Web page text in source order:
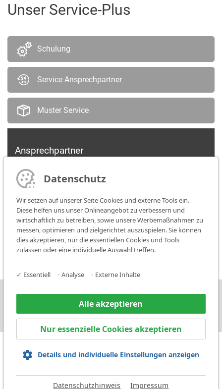
Unser Service-Plus
Schulung
Service Ansprechpartner
Muster Service
Ansprechpartner
PLZ:
Suchen
Karriere Presse
Impressum Datenschutz
Datenschutz
Wir setzen auf unserer Seite Cookies und externe Tools ein.
Diese helfen uns unser Onlineangebot zu verbessern und
wirtschaftlich zu betreiben, sowie unsere Werbemaßnahmen zu
messen, optimieren und zielgerichtet auszuspielen. Sie können
dies akzeptieren, nur die essentiellen Cookies und Tools
zulassen oder eine individuelle Auswahl treffen.
✓ Essentiell • Analyse • Externe Inhalte
Alle akzeptieren
Nur essenzielle Cookies akzeptieren
Details und individuelle Einstellungen anzeigen
Datenschutzhinweis Impressum